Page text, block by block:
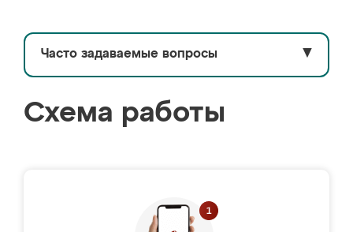
Часто задаваемые вопросы ▼
Схема работы